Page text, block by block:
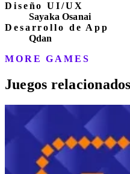
Diseño UI/UX
Sayaka Osanai
Desarrollo de App
Qdan
MORE GAMES
Juegos relacionados